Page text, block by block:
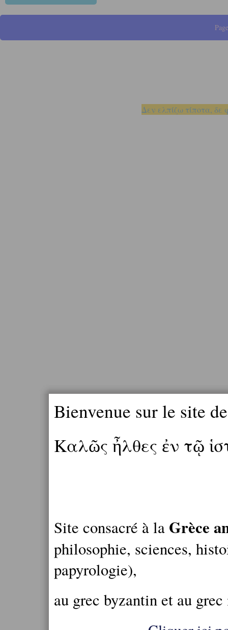
Δεν ελπίζω τίποτα, δε
Bienvenue sur le site
Καλῶς ἦλθες ἐν τῷ
Site consacré à la Grèce
philosophie, sciences,
papyrologie),
au grec byzantin et au